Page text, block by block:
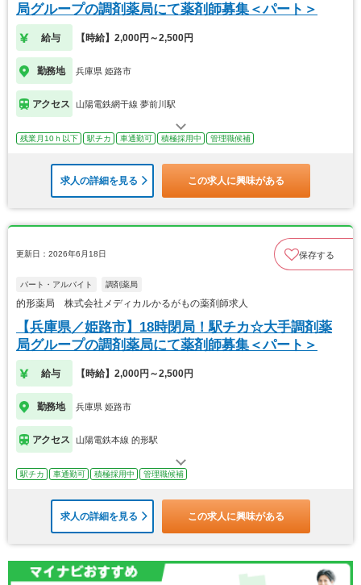
局グループの調剤薬局にて薬剤師募集＜パート＞
給与 【時給】2,000円～2,500円
勤務地 兵庫県 姫路市
アクセス 山陽電鉄網干線 夢前川駅
残業月10ｈ以下 駅チカ 車通勤可 積極採用中 管理職候補
求人の詳細を見る この求人に興味がある
更新日：2026年6月18日 保存する
パート・アルバイト 調剤薬局
的形薬局 株式会社メディカルかるがもの薬剤師求人
【兵庫県／姫路市】18時閉局！駅チカ☆大手調剤薬
局グループの調剤薬局にて薬剤師募集＜パート＞
給与 【時給】2,000円～2,500円
勤務地 兵庫県 姫路市
アクセス 山陽電鉄本線 的形駅
駅チカ 車通勤可 積極採用中 管理職候補
求人の詳細を見る この求人に興味がある